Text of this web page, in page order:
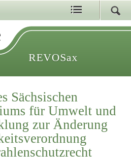
REVOSax
Sächsischen
für Umwelt und
zur Änderung